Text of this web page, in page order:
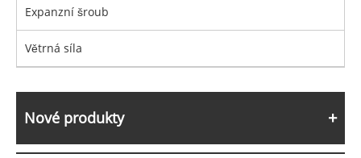
Expanzní šroub
Větrná síla
Nové produkty